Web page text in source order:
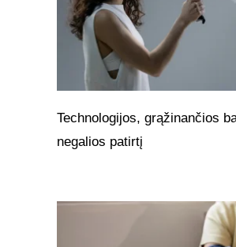
Technologijos, grąžinančios
negalios patirtį